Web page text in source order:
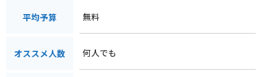
平均予算 無料
オススメ人数 何人でも